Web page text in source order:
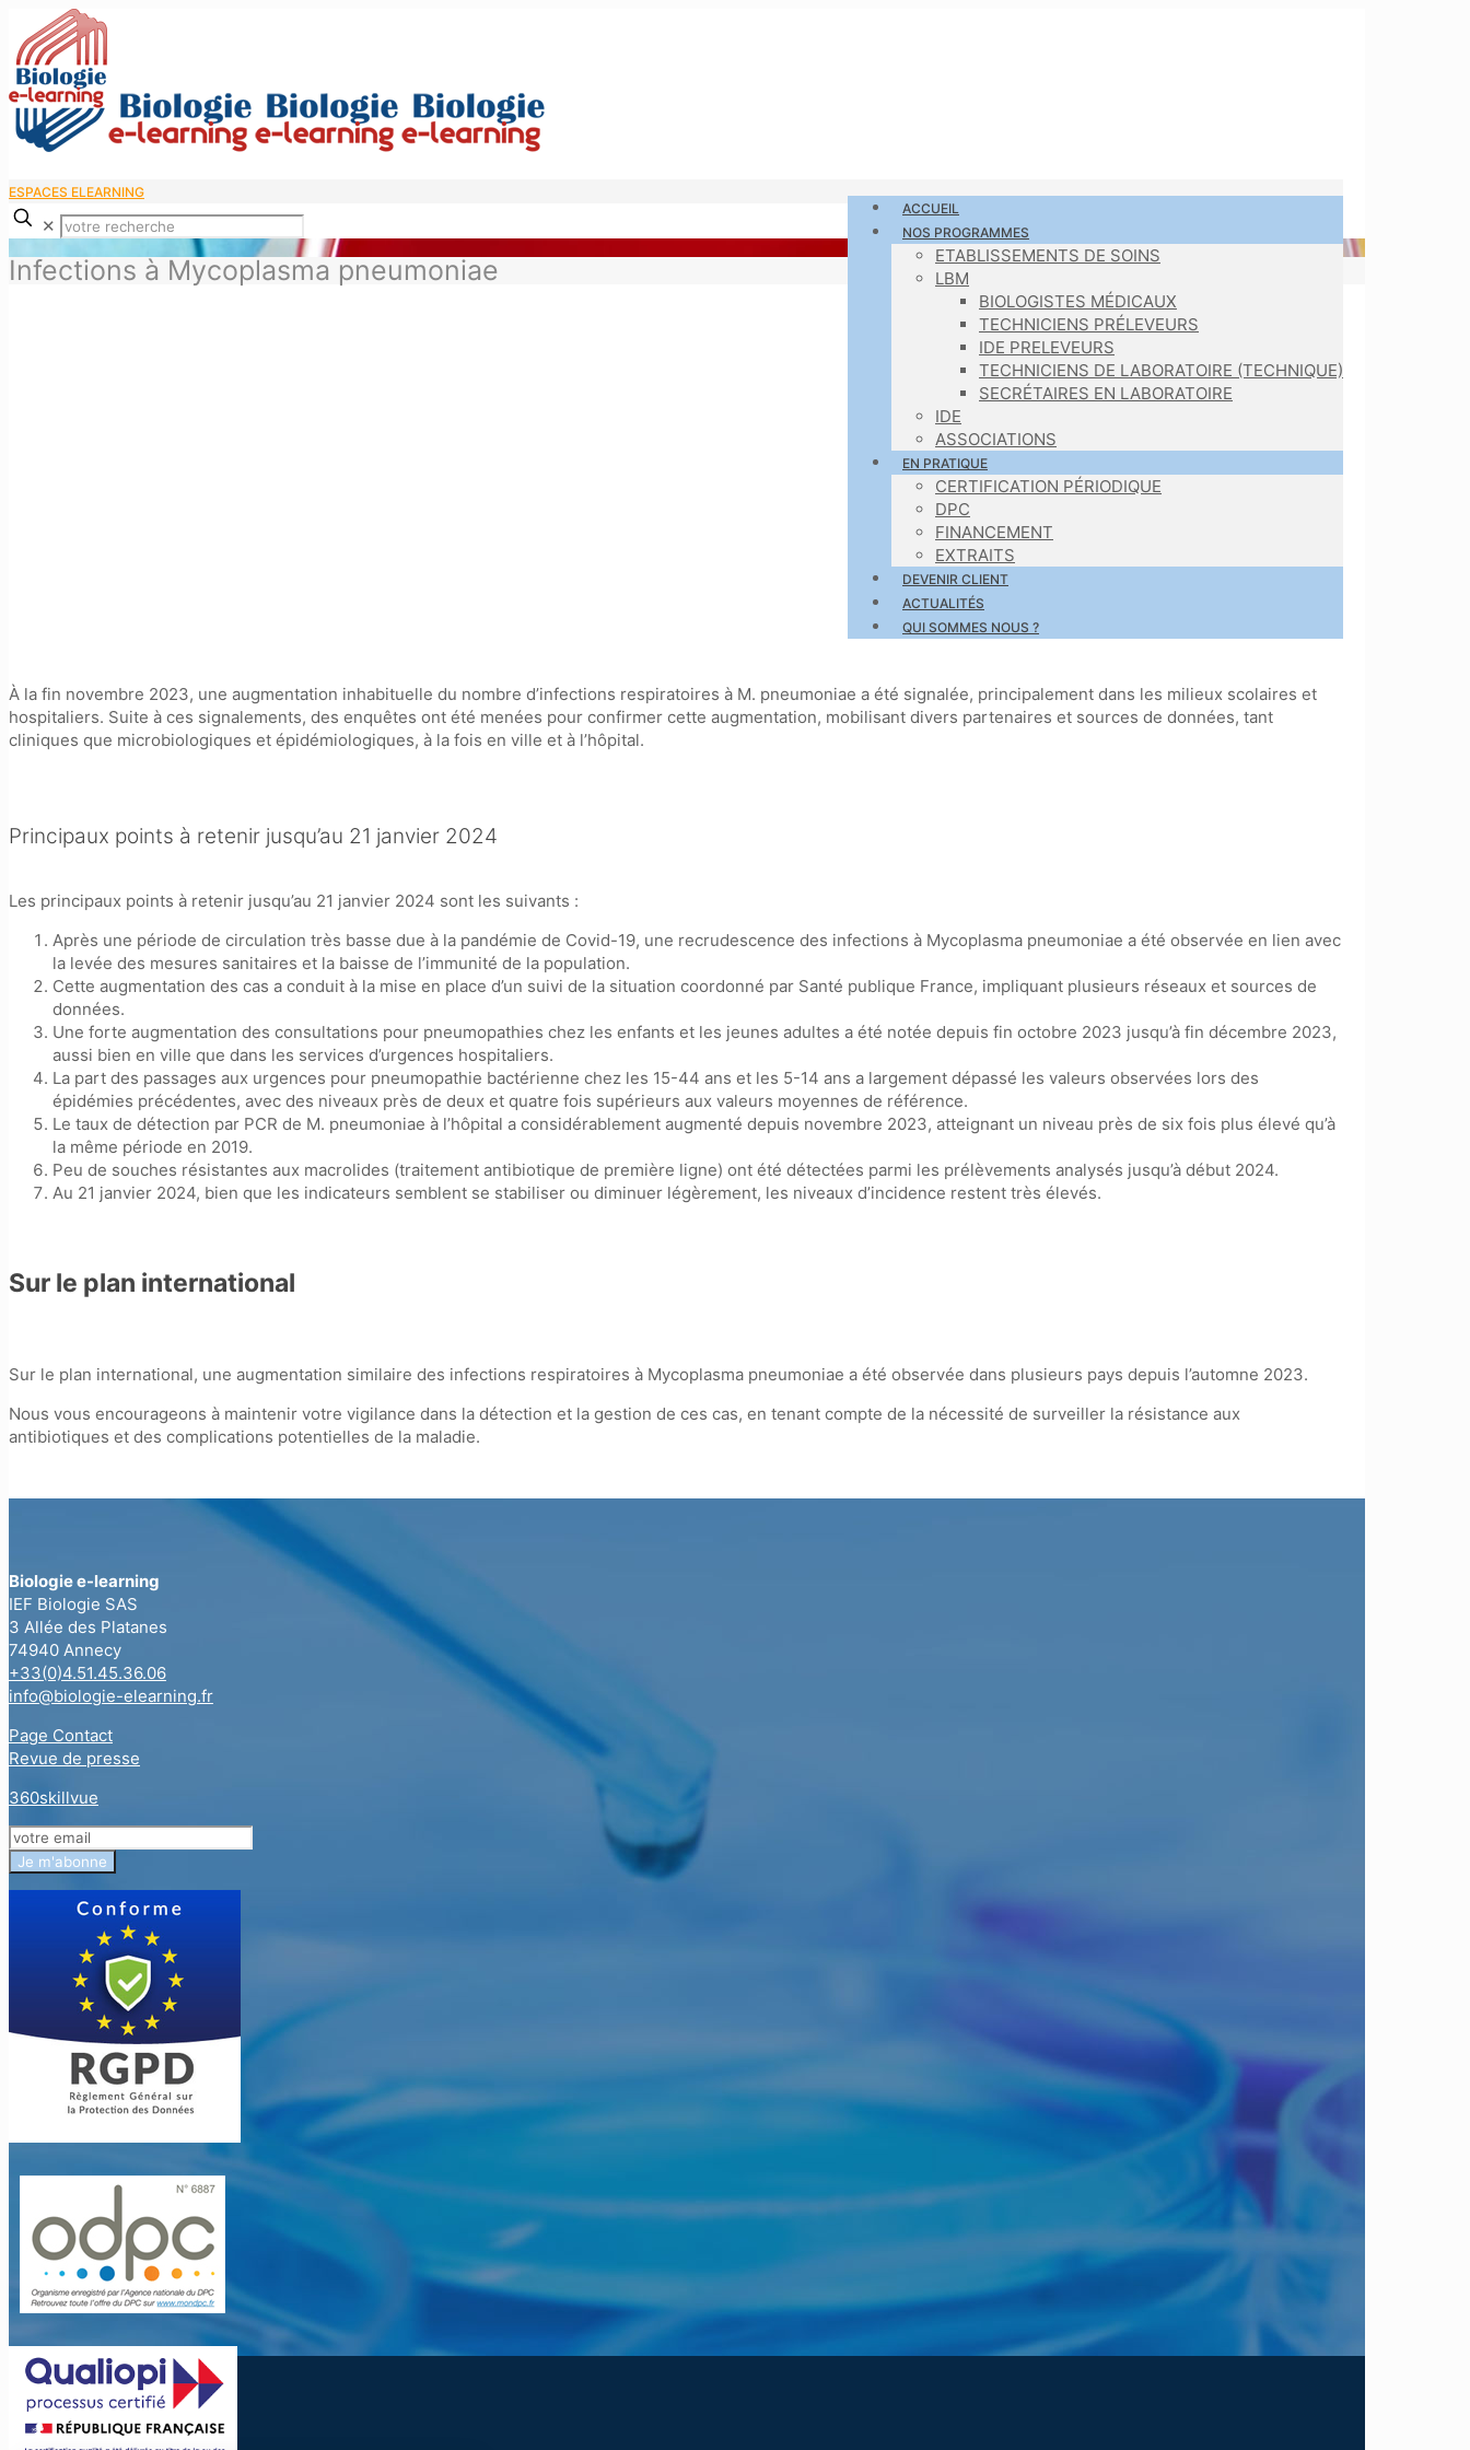
ACCUEIL
NOS PROGRAMMES
ETABLISSEMENTS DE SOINS
LBM
BIOLOGISTES MÉDICAUX
TECHNICIENS PRÉLEVEURS
IDE PRELEVEURS
TECHNICIENS DE LABORATOIRE (TECHNIQUE)
SECRÉTAIRES EN LABORATOIRE
IDE
ASSOCIATIONS
EN PRATIQUE
CERTIFICATION PÉRIODIQUE
DPC
FINANCEMENT
EXTRAITS
DEVENIR CLIENT
ACTUALITÉS
QUI SOMMES NOUS ?
ESPACES ELEARNING
✕
Infections à Mycoplasma pneumoniae
À la fin novembre 2023, une augmentation inhabituelle du nombre d’infections respiratoires à M. pneumoniae a été signalée, principalement dans les milieux scolaires et
hospitaliers. Suite à ces signalements, des enquêtes ont été menées pour confirmer cette augmentation, mobilisant divers partenaires et sources de données, tant
cliniques que microbiologiques et épidémiologiques, à la fois en ville et à l’hôpital.
Principaux points à retenir jusqu’au 21 janvier 2024
Les principaux points à retenir jusqu’au 21 janvier 2024 sont les suivants :
Après une période de circulation très basse due à la pandémie de Covid-19, une recrudescence des infections à Mycoplasma pneumoniae a été observée en lien avec
la levée des mesures sanitaires et la baisse de l’immunité de la population.
Cette augmentation des cas a conduit à la mise en place d’un suivi de la situation coordonné par Santé publique France, impliquant plusieurs réseaux et sources de
données.
Une forte augmentation des consultations pour pneumopathies chez les enfants et les jeunes adultes a été notée depuis fin octobre 2023 jusqu’à fin décembre 2023,
aussi bien en ville que dans les services d’urgences hospitaliers.
La part des passages aux urgences pour pneumopathie bactérienne chez les 15-44 ans et les 5-14 ans a largement dépassé les valeurs observées lors des
épidémies précédentes, avec des niveaux près de deux et quatre fois supérieurs aux valeurs moyennes de référence.
Le taux de détection par PCR de M. pneumoniae à l’hôpital a considérablement augmenté depuis novembre 2023, atteignant un niveau près de six fois plus élevé qu’à
la même période en 2019.
Peu de souches résistantes aux macrolides (traitement antibiotique de première ligne) ont été détectées parmi les prélèvements analysés jusqu’à début 2024.
Au 21 janvier 2024, bien que les indicateurs semblent se stabiliser ou diminuer légèrement, les niveaux d’incidence restent très élevés.
Sur le plan international
Sur le plan international, une augmentation similaire des infections respiratoires à Mycoplasma pneumoniae a été observée dans plusieurs pays depuis l’automne 2023.
Nous vous encourageons à maintenir votre vigilance dans la détection et la gestion de ces cas, en tenant compte de la nécessité de surveiller la résistance aux
antibiotiques et des complications potentielles de la maladie.
Biologie e-learning
IEF Biologie SAS
3 Allée des Platanes
74940 Annecy
+33(0)4.51.45.36.06
info@biologie-elearning.fr
Page Contact
Revue de presse
360skillvue